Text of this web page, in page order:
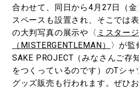
合わせて、同日から4月27日（
スペースも設置され、そこでは
の大判写真の展示や〈 ミスター
（MISTERGENTLEMAN）
〉が監
SAKE PROJECT（みなさんご存
をつくっているのです）のTシ
グッズ販売も行われます。ぜひお